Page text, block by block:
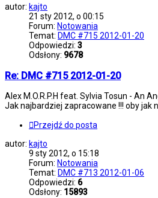
autor: kajto
21 sty 2012, o 00:15
Forum: Notowania
Temat: DMC #715 2012-01-20
Odpowiedzi: 3
Odsłony: 9678
Re: DMC #715 2012-01-20
Alex M.O.R.P.H feat. Sylvia Tosun - An
Jak najbardziej zapracowane !!! oby jak
Przejdź do posta
autor: kajto
9 sty 2012, o 15:18
Forum: Notowania
Temat: DMC #713 2012-01-06
Odpowiedzi: 6
Odsłony: 15893